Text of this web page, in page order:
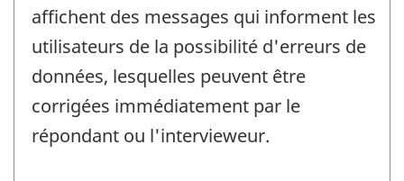
affichent des messages qui informent les
utilisateurs de la possibilité d'erreurs de
données, lesquelles peuvent être
corrigées immédiatement par le
répondant ou l'intervieweur.